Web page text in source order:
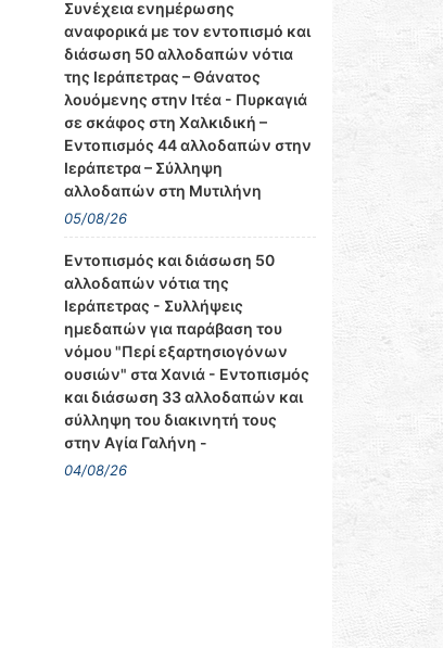
Συνέχεια ενημέρωσης
αναφορικά με τον εντοπισμό και
διάσωση 50 αλλοδαπών νότια
της Ιεράπετρας – Θάνατος
λουόμενης στην Ιτέα - Πυρκαγιά
σε σκάφος στη Χαλκιδική –
Εντοπισμός 44 αλλοδαπών στην
Ιεράπετρα – Σύλληψη
αλλοδαπών στη Μυτιλήνη
05/08/26
Εντοπισμός και διάσωση 50
αλλοδαπών νότια της
Ιεράπετρας - Συλλήψεις
ημεδαπών για παράβαση του
νόμου "Περί εξαρτησιογόνων
ουσιών" στα Χανιά - Εντοπισμός
και διάσωση 33 αλλοδαπών και
σύλληψη του διακινητή τους
στην Αγία Γαλήνη -
04/08/26